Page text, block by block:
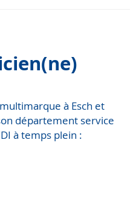
à Esch et
département service
à temps plein :